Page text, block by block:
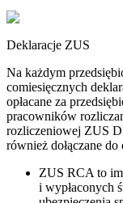
Deklaracje ZUS
Na każdym
comiesięcznych
opłacane za
pracowników
rozliczeniowej ZUS
również dołączane
ZUS RCA to
i wypłaconych